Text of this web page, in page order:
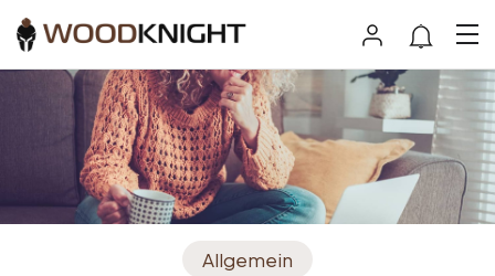
Allgemein